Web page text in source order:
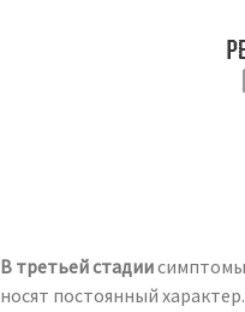
В третьей стадиисимптомы
носят постоянный